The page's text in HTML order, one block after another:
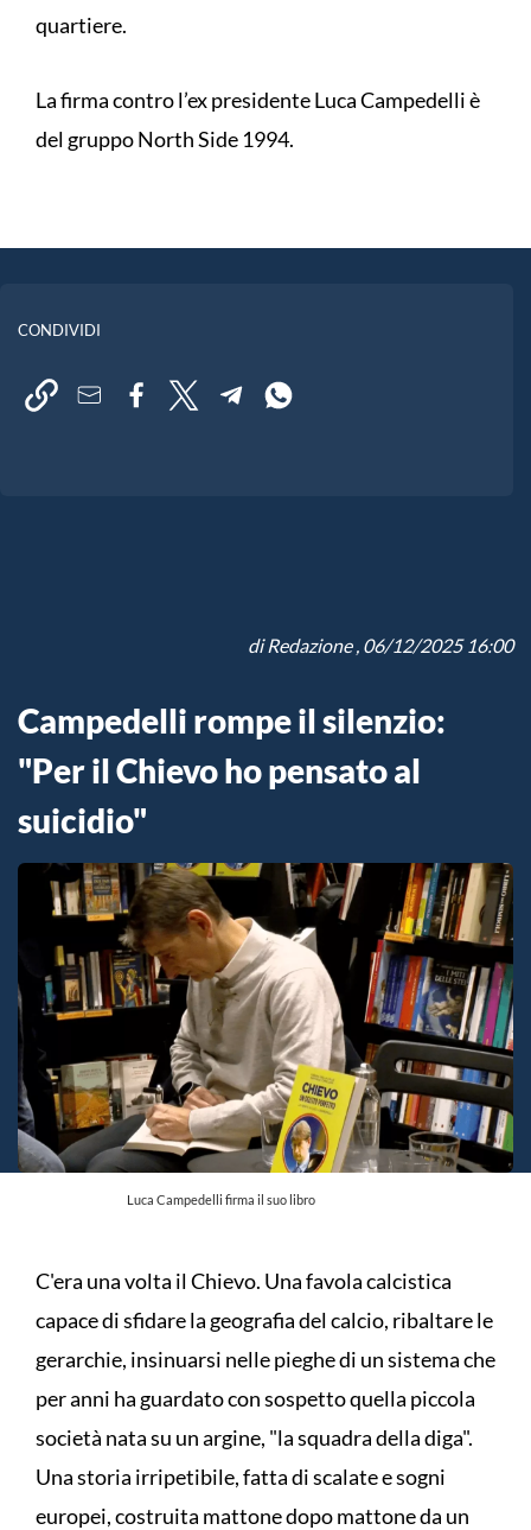
quartiere.
La firma contro l’ex presidente Luca Campedelli è
del gruppo North Side 1994.
CONDIVIDI
diRedazione, 06/12/2025 16:00
Campedelli rompe il silenzio:
"Per il Chievo ho pensato al
suicidio"
Luca Campedelli firma il suo libro
C'era una volta il Chievo. Una favola calcistica
capace di sfidare la geografia del calcio, ribaltare le
gerarchie, insinuarsi nelle pieghe di un sistema che
per anni ha guardato con sospetto quella piccola
società nata su un argine, "la squadra della diga".
Una storia irripetibile, fatta di scalate e sogni
europei, costruita mattone dopo mattone da un